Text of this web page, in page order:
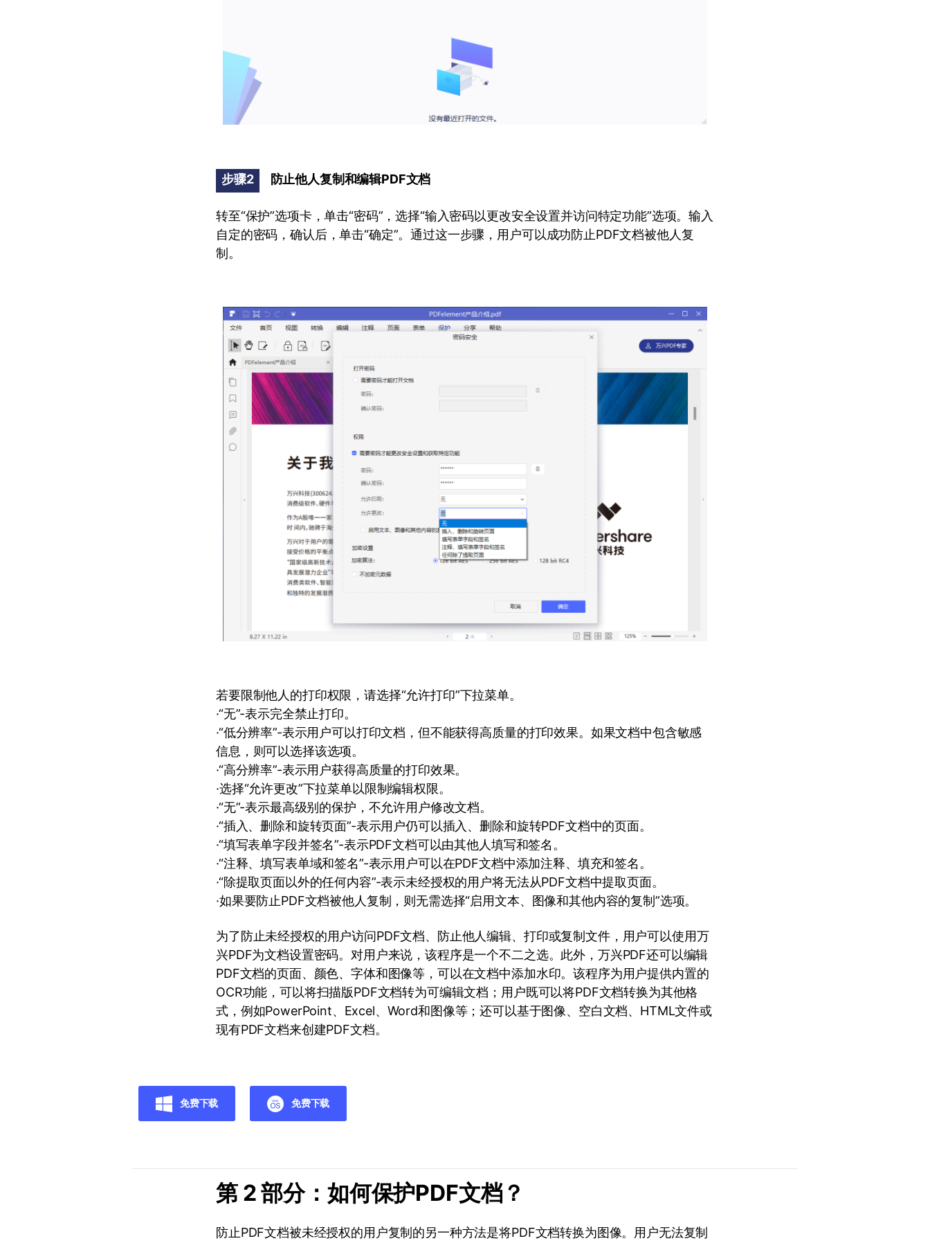
步骤2 防止他人复制和编辑PDF文档
转至“保护”选项卡，单击“密码”，选择“输入密码以更改安全设置并访问特定功能”选项。输入
自定的密码，确认后，单击“确定”。通过这一步骤，用户可以成功防止PDF文档被他人复
制。
若要限制他人的打印权限，请选择“允许打印”下拉菜单。
·“无”-表示完全禁止打印。
·“低分辨率”-表示用户可以打印文档，但不能获得高质量的打印效果。如果文档中包含敏感
信息，则可以选择该选项。
·“高分辨率”-表示用户获得高质量的打印效果。
·选择“允许更改”下拉菜单以限制编辑权限。
·“无”-表示最高级别的保护，不允许用户修改文档。
·“插入、删除和旋转页面”-表示用户仍可以插入、删除和旋转PDF文档中的页面。
·“填写表单字段并签名”-表示PDF文档可以由其他人填写和签名。
·“注释、填写表单域和签名”-表示用户可以在PDF文档中添加注释、填充和签名。
·“除提取页面以外的任何内容”-表示未经授权的用户将无法从PDF文档中提取页面。
·如果要防止PDF文档被他人复制，则无需选择“启用文本、图像和其他内容的复制”选项。
为了防止未经授权的用户访问PDF文档、防止他人编辑、打印或复制文件，用户可以使用万
兴PDF为文档设置密码。对用户来说，该程序是一个不二之选。此外，万兴PDF还可以编辑
PDF文档的页面、颜色、字体和图像等，可以在文档中添加水印。该程序为用户提供内置的
OCR功能，可以将扫描版PDF文档转为可编辑文档；用户既可以将PDF文档转换为其他格
式，例如PowerPoint、Excel、Word和图像等；还可以基于图像、空白文档、HTML文件或
现有PDF文档来创建PDF文档。
免费下载 免费下载
第 2 部分：如何保护PDF文档？
防止PDF文档被未经授权的用户复制的另一种方法是将PDF文档转换为图像。用户无法复制